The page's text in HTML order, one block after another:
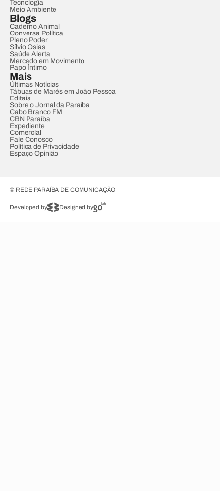
Tecnologia
Meio Ambiente
Blogs
Caderno Animal
Conversa Política
Pleno Poder
Sílvio Osias
Saúde Alerta
Mercado em Movimento
Papo Íntimo
Mais
Últimas Notícias
Tábuas de Marés em João Pessoa
Editais
Sobre o Jornal da Paraíba
Cabo Branco FM
CBN Paraíba
Expediente
Comercial
Fale Conosco
Política de Privacidade
Espaço Opinião
© REDE PARAÍBA DE COMUNICAÇÃO
Developed by Designed by